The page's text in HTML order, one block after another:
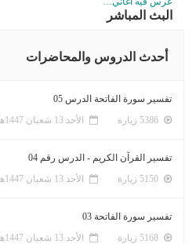
البث المباشر
أحدث الدروس والمحاضرات
تفسير سورة الفاتحة الدرس 05
الأحد 13 شعبان 1447ﻫ 1-2-2026م
تفسير القرآن الكريم - الدرس رقم 04
الأحد 13 شعبان 1447ﻫ 1-2-2026م
تفسير سورة الفاتحة 03
الأحد 13 شعبان 1447ﻫ 1-2-2026م